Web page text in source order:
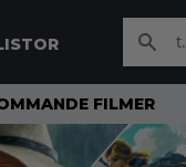
FILMER